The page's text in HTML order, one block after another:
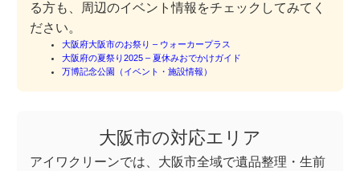
る方も、周辺のイベント情報をチェックしてみてく
ださい。
大阪府大阪市のお祭り – ウォーカープラス
大阪府の夏祭り2025 – 夏休みおでかけガイド
万博記念公園（イベント・施設情報）
大阪市の対応エリア
アイワクリーンでは、大阪市全域で遺品整理・生前